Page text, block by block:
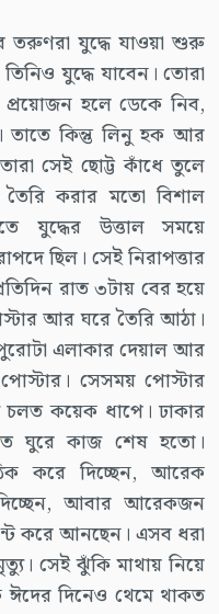
যুদ্ধে যাওয়া শুরু
যুদ্ধে যাবেন। তোরা
হলে ডেকে নিব,
তাতে কিন্তু লিনু হক আর
সেই ছোট্ট কাঁধে তুলে
করার মতো বিশাল
যুদ্ধের উত্তাল সময়ে
ছিল। সেই নিরাপত্তার
রাত ৩টায় বের হয়ে
আর ঘরে তৈরি আঠা।
এলাকার দেয়াল আর
সেসময় পোস্টার
কয়েক ধাপে। ঢাকার
ঘুরে কাজ শেষ হতো।
করে দিচ্ছেন, আরেক
আবার আরেকজন
করে আনছেন। এসব ধরা
সেই ঝুঁকি মাথায় নিয়ে
ঈদের দিনেও থেমে থাকত